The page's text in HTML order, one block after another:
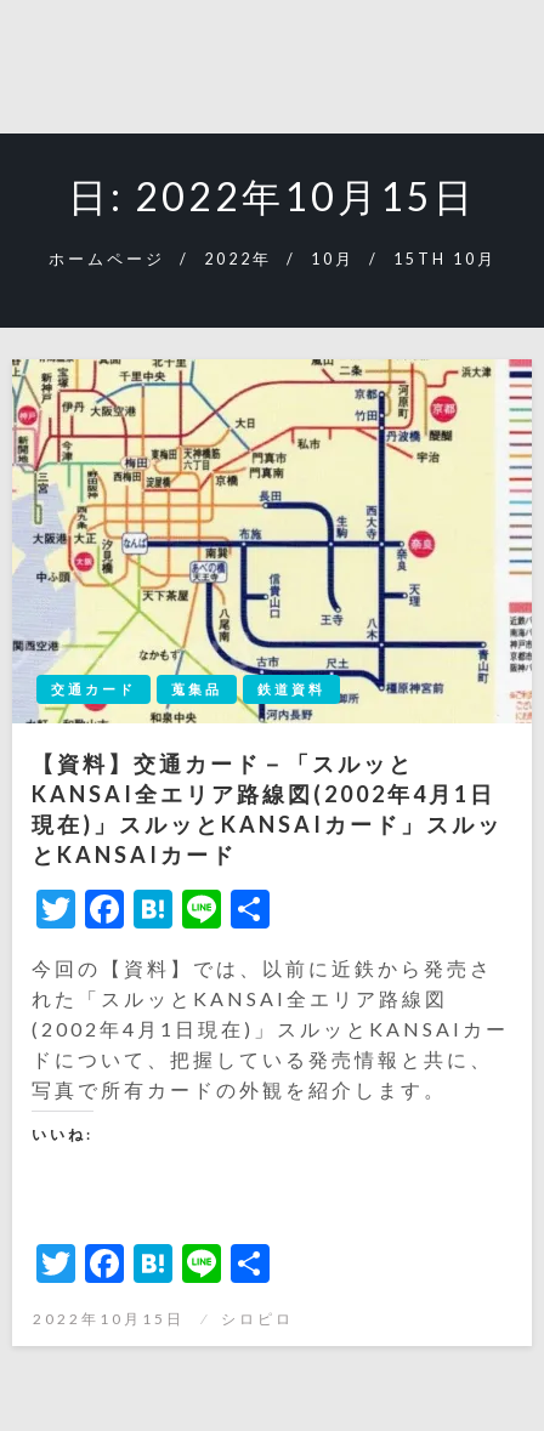
日: 2022年10月15日
ホームページ 2022年 10月 15TH 10月
交通カード 蒐集品 鉄道資料
【資料】交通カード－「スルッと
KANSAI全エリア路線図(2002年4月1日
現在)」スルッとKANSAIカード」スルッ
とKANSAIカード
Twitter
Facebook
Hatena
Line
有
今回の【資料】では、以前に近鉄から発売さ
れた「スルッとKANSAI全エリア路線図
(2002年4月1日現在)」スルッとKANSAIカー
ドについて、把握している発売情報と共に、
写真で所有カードの外観を紹介します。
いいね:
Twitter
Facebook
Hatena
Line
有
投
日:
2022年10月15日 シロピロ